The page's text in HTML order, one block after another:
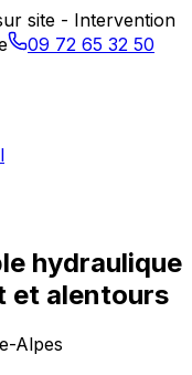
site - Intervention
09 72 65 32 50
hydraulique
et alentours
Alpes